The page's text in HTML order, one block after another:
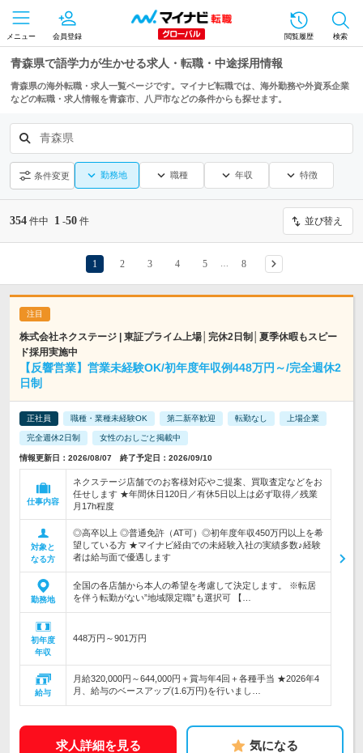
メニュー 会員登録 閲覧履歴 検索
青森県で語学力が生かせる求人・転職・中途採用情報
青森県の海外転職・求人一覧ページです。マイナビ転職では、海外勤務や外資系企業
などの転職・求人情報を青森市、八戸市などの条件からも探せます。
青森県
条件変更 勤務地 職種 年収 特徴
354 件中 1 -50 件 並び替え
1 2 3 4 5 8
株式会社ネクステージ | 東証プライム上場│完休2日制│夏季休暇もスピー
ド採用実施中
【反響営業】営業未経験OK/初年度年収例448万円～/完全週休2
日制
正社員 職種・業種未経験OK 第二新卒歓迎 転勤なし 上場企業
完全週休2日制 女性のおしごと掲載中
情報更新日：2026/08/07 終了予定日：2026/09/10
仕事内容
ネクステージ店舗でのお客様対応やご提案、買取査定などをお
任せします ★年間休日120日／有休5日以上は必ず取得／残業
月17h程度
対象と
なる方
◎高卒以上 ◎普通免許（AT可）◎初年度年収450万円以上を希
望している方 ★マイナビ経由での未経験入社の実績多数♪経験
者は給与面で優遇します
勤務地
全国の各店舗から本人の希望を考慮して決定します。 ※転居
を伴う転勤がない”地域限定職”も選択可 【…
初年度
年収
448万円～901万円
給与
月給320,000円～644,000円＋賞与年4回＋各種手当 ★2026年4
月、給与のベースアップ(1.6万円)を行いまし…
求人詳細を見る 気になる